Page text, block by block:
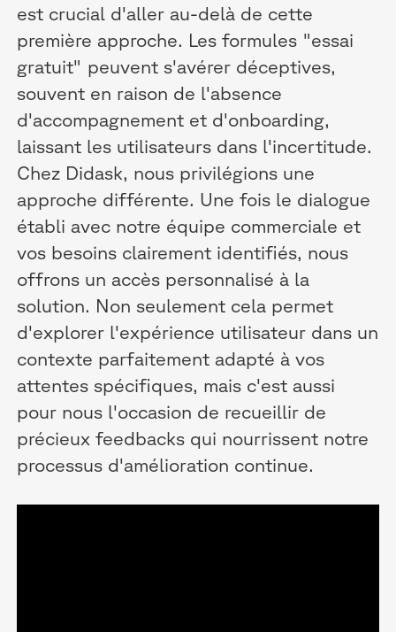
est crucial d'aller au-delà de cette
première approche. Les formules "essai
gratuit" peuvent s'avérer déceptives,
souvent en raison de l'absence
d'accompagnement et d'onboarding,
laissant les utilisateurs dans l'incertitude.
Chez Didask, nous privilégions une
approche différente. Une fois le dialogue
établi avec notre équipe commerciale et
vos besoins clairement identifiés, nous
offrons un accès personnalisé à la
solution. Non seulement cela permet
d'explorer l'expérience utilisateur dans un
contexte parfaitement adapté à vos
attentes spécifiques, mais c'est aussi
pour nous l'occasion de recueillir de
précieux feedbacks qui nourrissent notre
processus d'amélioration continue.